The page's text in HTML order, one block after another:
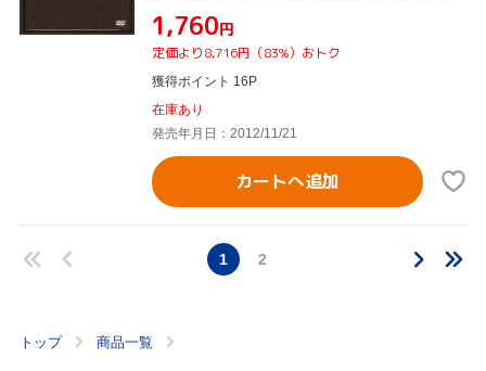
¥1,760円
定価より8,716円（83%）おトク
獲得ポイント 16P
在庫あり
発売年月日：2012/11/21
カートへ追加
1 2
トップ 商品一覧